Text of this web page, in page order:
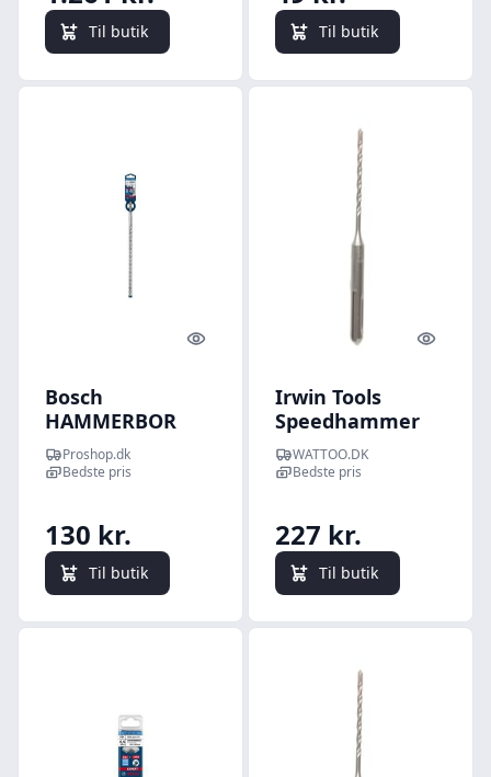
Til butik Til butik
Quick look
Bosch
HAMMERBOR
PLUS-7X
12X315MM
Proshop.dk
Bedste pris
130 kr.
Til butik
Quick
Irwin Tools
Speedhammer
SDS-plus -
Murbor 16 x 540 /
WATTOO.DK
Bedste pris
227 kr.
Til butik